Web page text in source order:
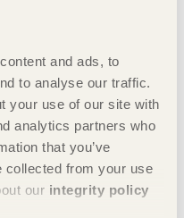
and ads, to
to analyse our traffic.
your use of our site with
analytics partners who
that you’ve
collected from your use
our integrity policy
Product
deklaration som
och är därmed
finns i dagsläget över
sett för olika slags
numera även digitalt